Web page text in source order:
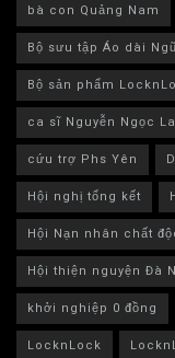
bà con Quảng Nam
Bộ sưu tập Áo dài
Bộ sản phẩm
ca sĩ Nguyễn Ngọc
cứu trợ Phs Yên
Hội nghị tổng kết
Hội Nạn nhân chất
Hội thiện nguyện Đà
khởi nghiệp 0 đồng
LocknLock